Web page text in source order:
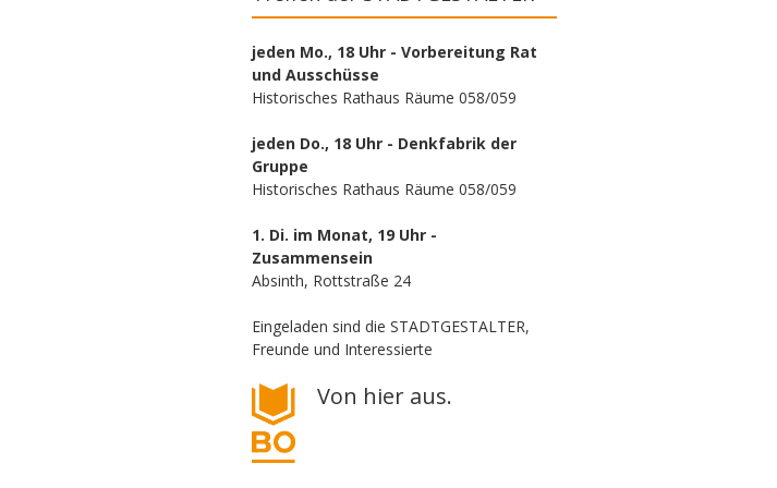
jeden Mo., 18 Uhr - Vorbereitung Rat
und Ausschüsse
Historisches Rathaus Räume 058/059
jeden Do., 18 Uhr - Denkfabrik der
Gruppe
Historisches Rathaus Räume 058/059
1. Di. im Monat, 19 Uhr -
Zusammensein
Absinth, Rottstraße 24
Eingeladen sind die STADTGESTALTER,
Freunde und Interessierte
Von hier aus.